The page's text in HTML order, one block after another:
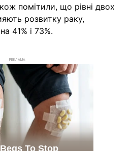
помітили, що рівні двох
розвитку раку,
41% і 73%.
РЕКЛАМА